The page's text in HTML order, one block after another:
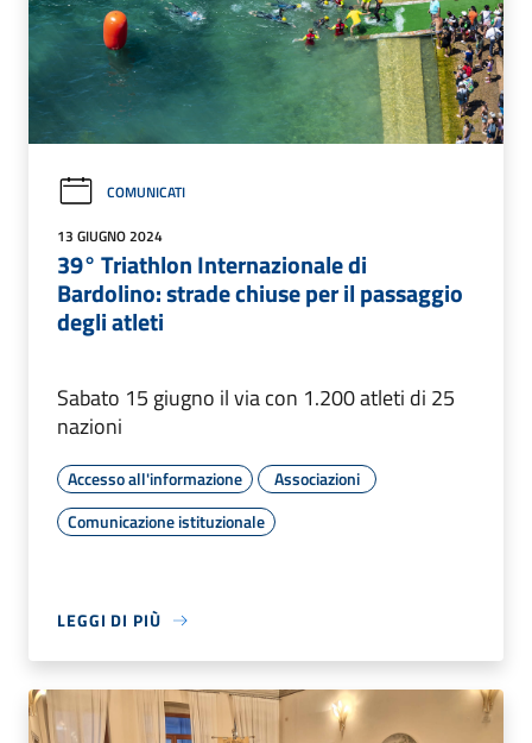
COMUNICATI
13 GIUGNO 2024
39° Triathlon Internazionale di
Bardolino: strade chiuse per il passaggio
degli atleti
Sabato 15 giugno il via con 1.200 atleti di 25
nazioni
Accesso all'informazione
Associazioni
Comunicazione istituzionale
LEGGI DI PIÙ